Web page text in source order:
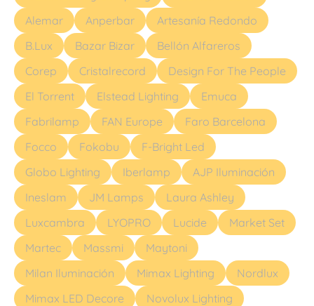
Alemar
Anperbar
Artesanía Redondo
B.Lux
Bazar Bizar
Bellón Alfareros
Corep
Cristalrecord
Design For The People
El Torrent
Elstead Lighting
Emuca
Fabrilamp
FAN Europe
Faro Barcelona
Focco
Fokobu
F-Bright Led
Globo Lighting
Iberlamp
AJP Iluminación
Ineslam
JM Lamps
Laura Ashley
Luxcambra
LYOPRO Lucide
Market Set
Martec
Massmi
Maytoni
Milan Iluminación
Mimax Lighting
Nordlux
Mimax LED Decore
Novolux Lighting